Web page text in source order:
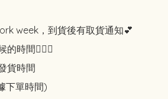
week，到貨後有取貨通知💕
時間🙇🏻‍♀️
貨時間
下單時間)